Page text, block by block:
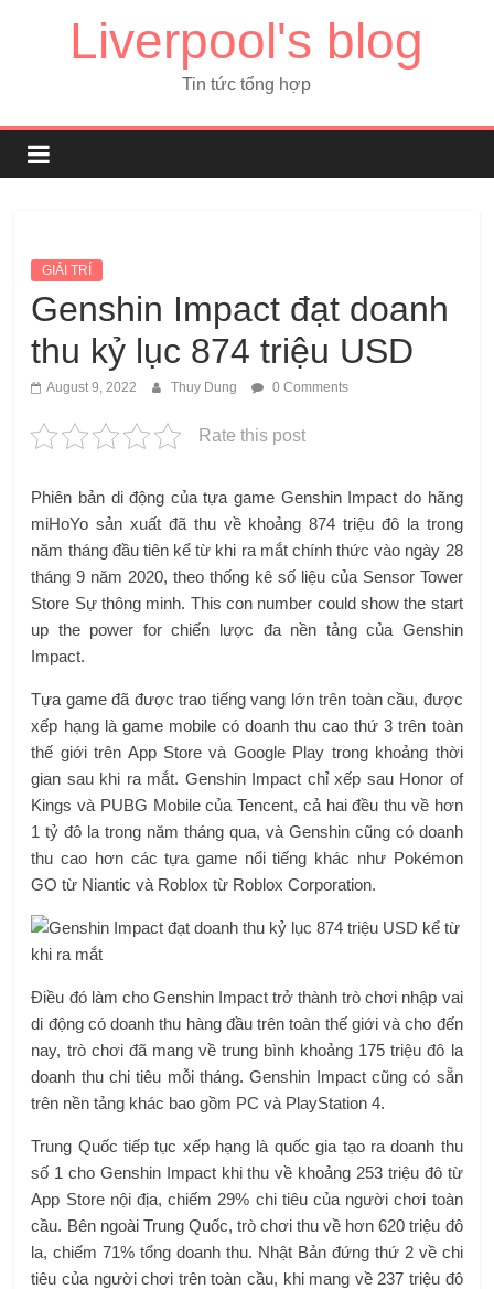
Liverpool's blog
Tin tức tổng hợp
GIẢI TRÍ
Genshin Impact đạt doanh
thu kỷ lục 874 triệu USD
August 9, 2022 Thuy Dung 0 Comments
Rate this post
Phiên bản di động của tựa game Genshin Impact do hãng
miHoYo sản xuất đã thu về khoảng 874 triệu đô la trong
năm tháng đầu tiên kể từ khi ra mắt chính thức vào ngày 28
tháng 9 năm 2020, theo thống kê số liệu của Sensor Tower
Store Sự thông minh. This con number could show the start
up the power for chiến lược đa nền tảng của Genshin
Impact.
Tựa game đã được trao tiếng vang lớn trên toàn cầu, được
xếp hạng là game mobile có doanh thu cao thứ 3 trên toàn
thế giới trên App Store và Google Play trong khoảng thời
gian sau khi ra mắt. Genshin Impact chỉ xếp sau Honor of
Kings và PUBG Mobile của Tencent, cả hai đều thu về hơn
1 tỷ đô la trong năm tháng qua, và Genshin cũng có doanh
thu cao hơn các tựa game nổi tiếng khác như Pokémon
GO từ Niantic và Roblox từ Roblox Corporation.
Điều đó làm cho Genshin Impact trở thành trò chơi nhập vai
di động có doanh thu hàng đầu trên toàn thế giới và cho đến
nay, trò chơi đã mang về trung bình khoảng 175 triệu đô la
doanh thu chi tiêu mỗi tháng. Genshin Impact cũng có sẵn
trên nền tảng khác bao gồm PC và PlayStation 4.
Trung Quốc tiếp tục xếp hạng là quốc gia tạo ra doanh thu
số 1 cho Genshin Impact khi thu về khoảng 253 triệu đô từ
App Store nội địa, chiếm 29% chi tiêu của người chơi toàn
cầu. Bên ngoài Trung Quốc, trò chơi thu về hơn 620 triệu đô
la, chiếm 71% tổng doanh thu. Nhật Bản đứng thứ 2 về chi
tiêu của người chơi trên toàn cầu, khi mang về 237 triệu đô